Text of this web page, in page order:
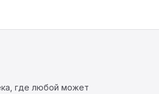
где любой может